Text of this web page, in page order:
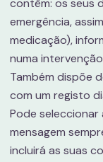
contêm: os seus
emergência,
medicação),
numa
Também dispõe
com um registo
Pode seleccionar
mensagem
incluirá as suas